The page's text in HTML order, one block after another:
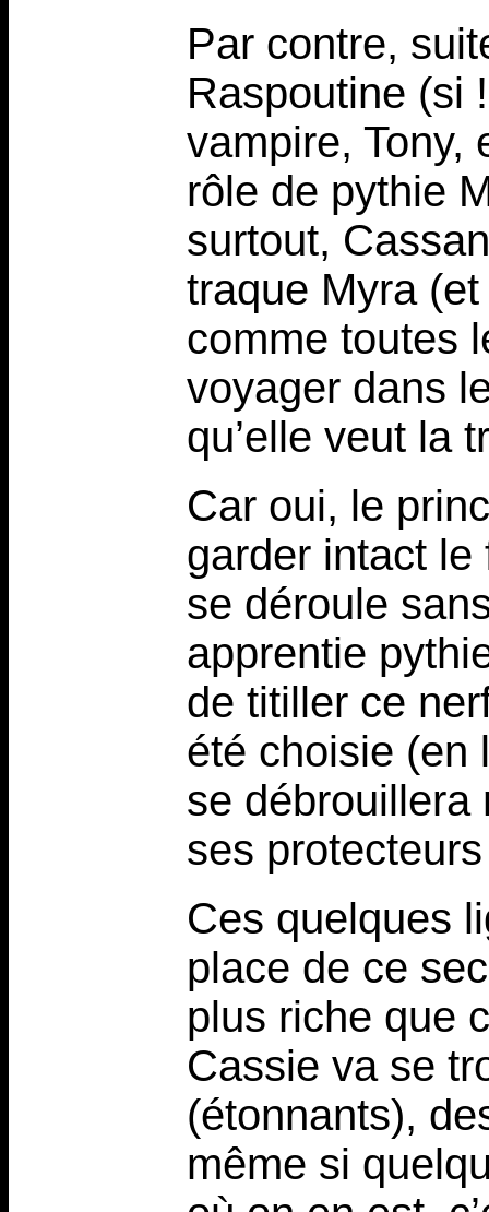
Par contre,
Raspoutine (si
vampire, Tony,
rôle de pythie
surtout,
traque Myra
comme toutes
voyager dans
qu’elle veut la
Car oui, le
garder intact le
se déroule
apprentie
de titiller ce
été choisie (en
se débrouillera
ses
Ces quelques
place de ce
plus riche que
Cassie va se
(étonnants),
même si